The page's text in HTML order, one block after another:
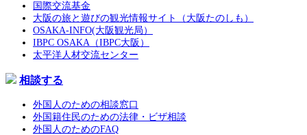
国際交流基金
大阪の旅と遊びの観光情報サイト（大阪たのしも）
OSAKA-INFO(大阪観光局）
IBPC OSAKA（IBPC大阪）
太平洋人材交流センター
相談する
外国人のための相談窓口
外国籍住民のための法律・ビザ相談
外国人のためのFAQ